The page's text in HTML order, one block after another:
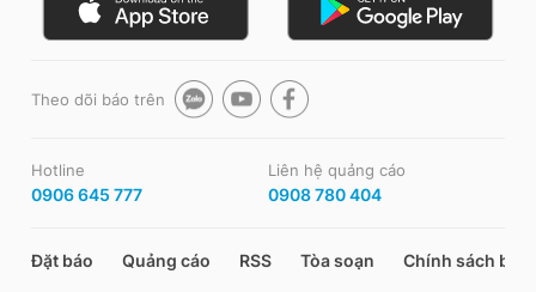
Theo dõi báo trên
Hotline
0906 645 777
Liên hệ quảng cáo
0908 780 404
Đặt báo Quảng cáo RSS Tòa soạn Chính sách bảo